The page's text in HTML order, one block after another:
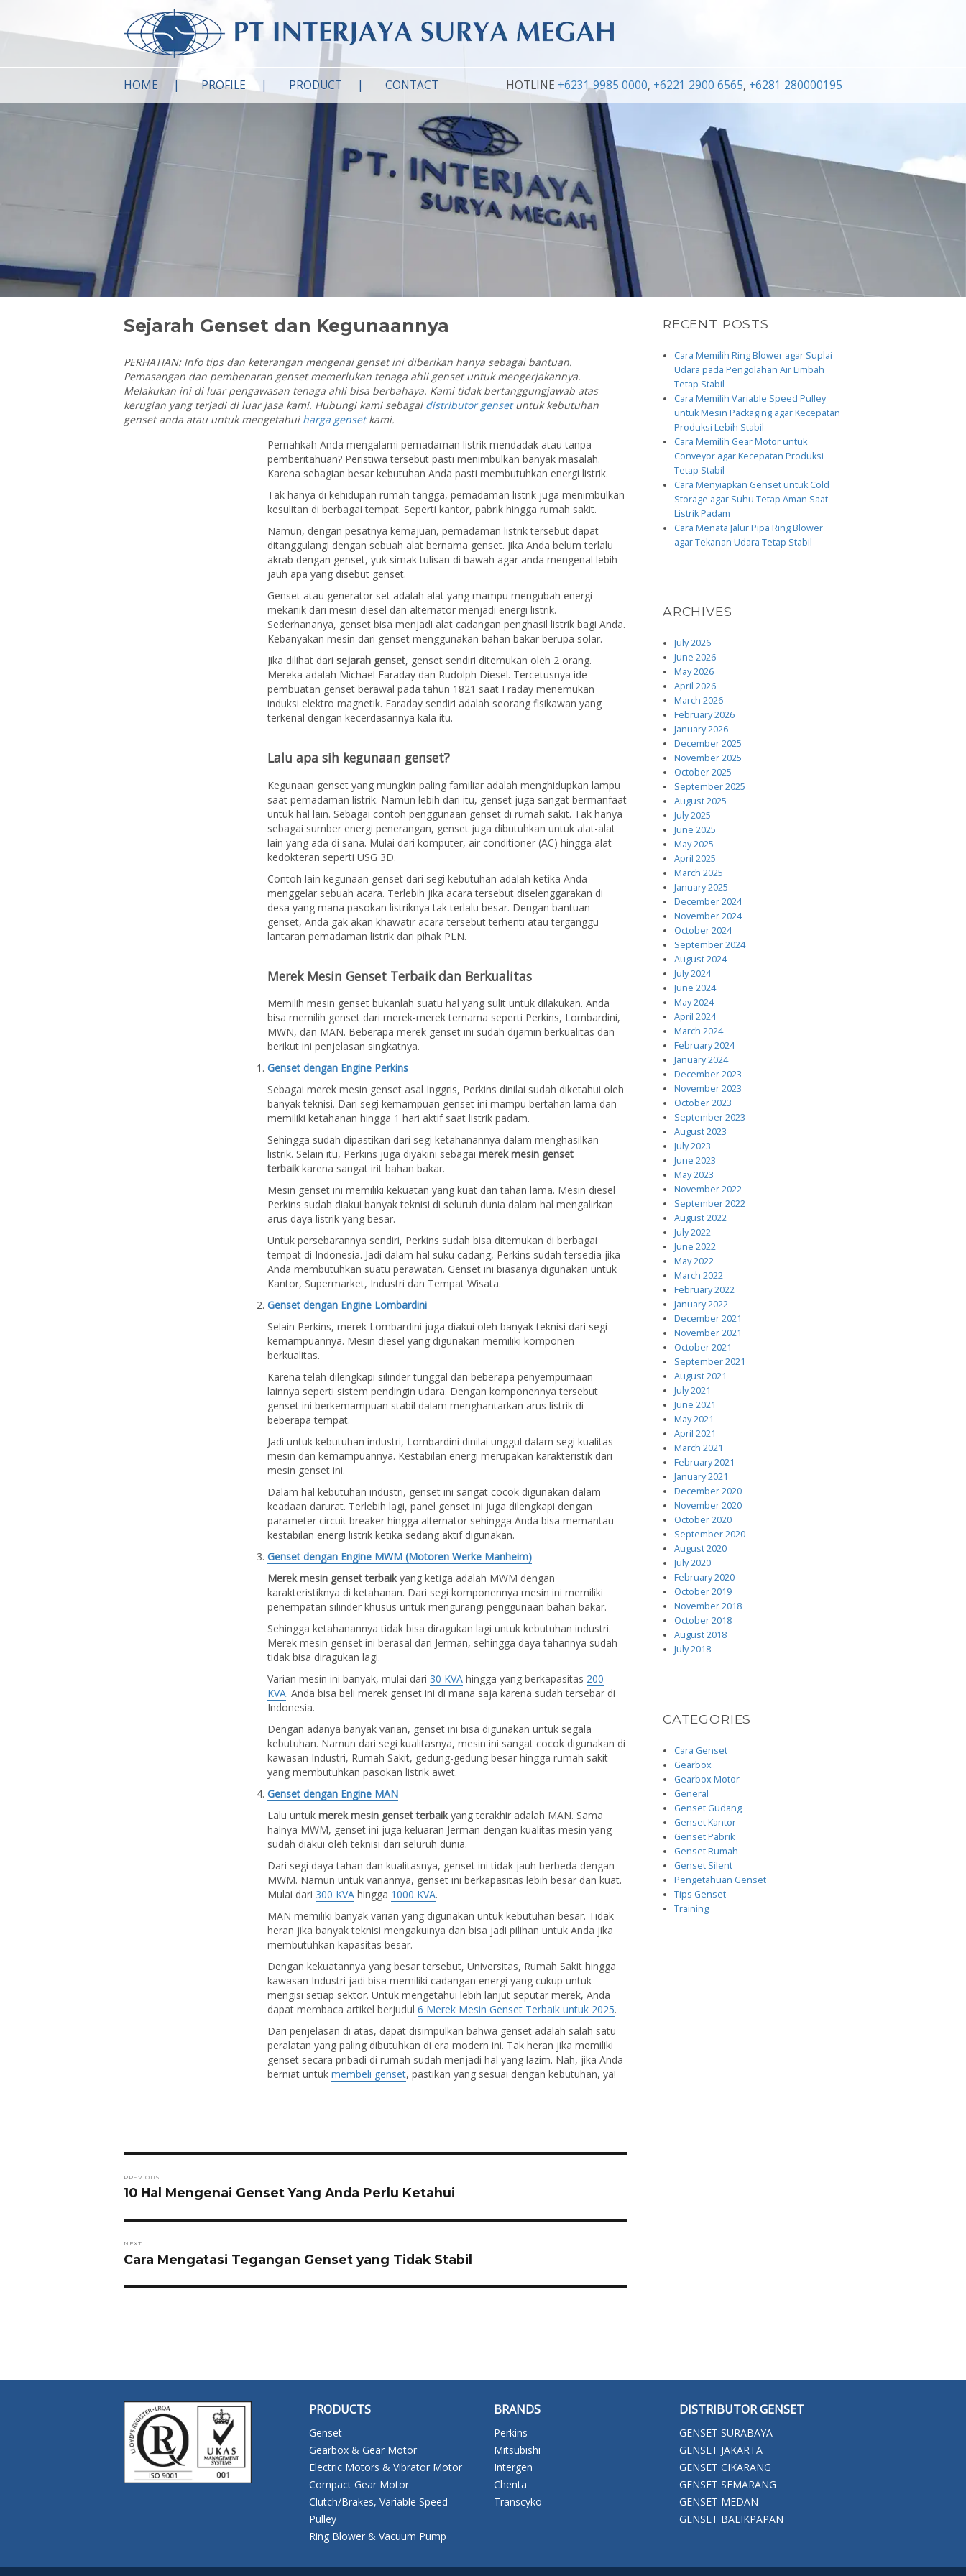
HOME PROFILE PRODUCT CONTACT HOTLINE +6231 9985 0000, +6221 2900 6565, +6281 280000195
Sejarah Genset dan Kegunaannya
PERHATIAN: Info tips dan keterangan mengenai genset ini diberikan hanya sebagai bantuan.
Pemasangan dan pembenaran genset memerlukan tenaga ahli genset untuk mengerjakannya.
Melakukan ini di luar pengawasan tenaga ahli bisa berbahaya. Kami tidak bertanggungjawab atas
kerugian yang terjadi di luar jasa kami. Hubungi kami sebagai distributor gensetuntuk kebutuhan
genset anda atau untuk mengetahui harga gensetkami.
Pernahkah Anda mengalami pemadaman listrik mendadak atau tanpa
pemberitahuan? Peristiwa tersebut pasti menimbulkan banyak masalah.
Karena sebagian besar kebutuhan Anda pasti membutuhkan energi listrik.
Tak hanya di kehidupan rumah tangga, pemadaman listrik juga menimbulkan
kesulitan di berbagai tempat. Seperti kantor, pabrik hingga rumah sakit.
Namun, dengan pesatnya kemajuan, pemadaman listrik tersebut dapat
ditanggulangi dengan sebuah alat bernama genset. Jika Anda belum terlalu
akrab dengan genset, yuk simak tulisan di bawah agar anda mengenal lebih
jauh apa yang disebut genset.
Genset atau generator set adalah alat yang mampu mengubah energi
mekanik dari mesin diesel dan alternator menjadi energi listrik.
Sederhananya, genset bisa menjadi alat cadangan penghasil listrik bagi Anda.
Kebanyakan mesin dari genset menggunakan bahan bakar berupa solar.
Jika dilihat dari sejarah genset, genset sendiri ditemukan oleh 2 orang.
Mereka adalah Michael Faraday dan Rudolph Diesel. Tercetusnya ide
pembuatan genset berawal pada tahun 1821 saat Fraday menemukan
induksi elektro magnetik. Faraday sendiri adalah seorang fisikawan yang
terkenal dengan kecerdasannya kala itu.
Lalu apa sih kegunaan genset?
Kegunaan genset yang mungkin paling familiar adalah menghidupkan lampu
saat pemadaman listrik. Namun lebih dari itu, genset juga sangat bermanfaat
untuk hal lain. Sebagai contoh penggunaan genset di rumah sakit. Tak hanya
sebagai sumber energi penerangan, genset juga dibutuhkan untuk alat-alat
lain yang ada di sana. Mulai dari komputer, air conditioner (AC) hingga alat
kedokteran seperti USG 3D.
Contoh lain kegunaan genset dari segi kebutuhan adalah ketika Anda
menggelar sebuah acara. Terlebih jika acara tersebut diselenggarakan di
desa yang mana pasokan listriknya tak terlalu besar. Dengan bantuan
genset, Anda gak akan khawatir acara tersebut terhenti atau terganggu
lantaran pemadaman listrik dari pihak PLN.
Merek Mesin Genset Terbaik dan Berkualitas
Memilih mesin genset bukanlah suatu hal yang sulit untuk dilakukan. Anda
bisa memilih genset dari merek-merek ternama seperti Perkins, Lombardini,
MWN, dan MAN. Beberapa merek genset ini sudah dijamin berkualitas dan
berikut ini penjelasan singkatnya.
Genset dengan Engine Perkins
Sebagai merek mesin genset asal Inggris, Perkins dinilai sudah diketahui oleh
banyak teknisi. Dari segi kemampuan genset ini mampu bertahan lama dan
memiliki ketahanan hingga 1 hari aktif saat listrik padam.
Sehingga sudah dipastikan dari segi ketahanannya dalam menghasilkan
listrik. Selain itu, Perkins juga diyakini sebagai merek mesin genset
terbaikkarena sangat irit bahan bakar.
Mesin genset ini memiliki kekuatan yang kuat dan tahan lama. Mesin diesel
Perkins sudah diakui banyak teknisi di seluruh dunia dalam hal mengalirkan
arus daya listrik yang besar.
Untuk persebarannya sendiri, Perkins sudah bisa ditemukan di berbagai
tempat di Indonesia. Jadi dalam hal suku cadang, Perkins sudah tersedia jika
Anda membutuhkan suatu perawatan. Genset ini biasanya digunakan untuk
Kantor, Supermarket, Industri dan Tempat Wisata.
Genset dengan Engine Lombardini
Selain Perkins, merek Lombardini juga diakui oleh banyak teknisi dari segi
kemampuannya. Mesin diesel yang digunakan memiliki komponen
berkualitas.
Karena telah dilengkapi silinder tunggal dan beberapa penyempurnaan
lainnya seperti sistem pendingin udara. Dengan komponennya tersebut
genset ini berkemampuan stabil dalam menghantarkan arus listrik di
beberapa tempat.
Jadi untuk kebutuhan industri, Lombardini dinilai unggul dalam segi kualitas
mesin dan kemampuannya. Kestabilan energi merupakan karakteristik dari
mesin genset ini.
Dalam hal kebutuhan industri, genset ini sangat cocok digunakan dalam
keadaan darurat. Terlebih lagi, panel genset ini juga dilengkapi dengan
parameter circuit breaker hingga alternator sehingga Anda bisa memantau
kestabilan energi listrik ketika sedang aktif digunakan.
Genset dengan Engine MWM (Motoren Werke Manheim)
Merek mesin genset terbaikyang ketiga adalah MWM dengan
karakteristiknya di ketahanan. Dari segi komponennya mesin ini memiliki
penempatan silinder khusus untuk mengurangi penggunaan bahan bakar.
Sehingga ketahanannya tidak bisa diragukan lagi untuk kebutuhan industri.
Merek mesin genset ini berasal dari Jerman, sehingga daya tahannya sudah
tidak bisa diragukan lagi.
Varian mesin ini banyak, mulai dari 30 KVA hingga yang berkapasitas 200
KVA. Anda bisa beli merek genset ini di mana saja karena sudah tersebar di
Indonesia.
Dengan adanya banyak varian, genset ini bisa digunakan untuk segala
kebutuhan. Namun dari segi kualitasnya, mesin ini sangat cocok digunakan di
kawasan Industri, Rumah Sakit, gedung-gedung besar hingga rumah sakit
yang membutuhkan pasokan listrik awet.
Genset dengan Engine MAN
Lalu untuk merek mesin genset terbaikyang terakhir adalah MAN. Sama
halnya MWM, genset ini juga keluaran Jerman dengan kualitas mesin yang
sudah diakui oleh teknisi dari seluruh dunia.
Dari segi daya tahan dan kualitasnya, genset ini tidak jauh berbeda dengan
MWM. Namun untuk variannya, genset ini berkapasitas lebih besar dan kuat.
Mulai dari 300 KVA hingga 1000 KVA.
MAN memiliki banyak varian yang digunakan untuk kebutuhan besar. Tidak
heran jika banyak teknisi mengakuinya dan bisa jadi pilihan untuk Anda jika
membutuhkan kapasitas besar.
Dengan kekuatannya yang besar tersebut, Universitas, Rumah Sakit hingga
kawasan Industri jadi bisa memiliki cadangan energi yang cukup untuk
mengisi setiap sektor. Untuk mengetahui lebih lanjut seputar merek, Anda
dapat membaca artikel berjudul 6 Merek Mesin Genset Terbaik untuk 2025.
Dari penjelasan di atas, dapat disimpulkan bahwa genset adalah salah satu
peralatan yang paling dibutuhkan di era modern ini. Tak heran jika memiliki
genset secara pribadi di rumah sudah menjadi hal yang lazim. Nah, jika Anda
berniat untuk membeli genset, pastikan yang sesuai dengan kebutuhan, ya!
navigation
PREVIOUS
Previous
10 Hal Mengenai Genset Yang Anda Perlu Ketahui
NEXT
Next
Cara Mengatasi Tegangan Genset yang Tidak Stabil
RECENT POSTS
Cara Memilih Ring Blower agar Suplai
Udara pada Pengolahan Air Limbah
Tetap Stabil
Cara Memilih Variable Speed Pulley
untuk Mesin Packaging agar Kecepatan
Produksi Lebih Stabil
Cara Memilih Gear Motor untuk
Conveyor agar Kecepatan Produksi
Tetap Stabil
Cara Menyiapkan Genset untuk Cold
Storage agar Suhu Tetap Aman Saat
Listrik Padam
Cara Menata Jalur Pipa Ring Blower
agar Tekanan Udara Tetap Stabil
ARCHIVES
July 2026
June 2026
May 2026
April 2026
March 2026
February 2026
January 2026
December 2025
November 2025
October 2025
September 2025
August 2025
July 2025
June 2025
May 2025
April 2025
March 2025
January 2025
December 2024
November 2024
October 2024
September 2024
August 2024
July 2024
June 2024
May 2024
April 2024
March 2024
February 2024
January 2024
December 2023
November 2023
October 2023
September 2023
August 2023
July 2023
June 2023
May 2023
November 2022
September 2022
August 2022
July 2022
June 2022
May 2022
March 2022
February 2022
January 2022
December 2021
November 2021
October 2021
September 2021
August 2021
July 2021
June 2021
May 2021
April 2021
March 2021
February 2021
January 2021
December 2020
November 2020
October 2020
September 2020
August 2020
July 2020
February 2020
October 2019
November 2018
October 2018
August 2018
July 2018
CATEGORIES
Cara Genset
Gearbox
Gearbox Motor
General
Genset Gudang
Genset Kantor
Genset Pabrik
Genset Rumah
Genset Silent
Pengetahuan Genset
Tips Genset
Training
PRODUCTS
Genset
Gearbox & Gear Motor
Electric Motors & Vibrator Motor
Compact Gear Motor
Clutch/Brakes, Variable Speed
Pulley
Ring Blower & Vacuum Pump
BRANDS
Perkins
Mitsubishi
Intergen
Chenta
Transcyko
DISTRIBUTOR GENSET
GENSET SURABAYA
GENSET JAKARTA
GENSET CIKARANG
GENSET SEMARANG
GENSET MEDAN
GENSET BALIKPAPAN